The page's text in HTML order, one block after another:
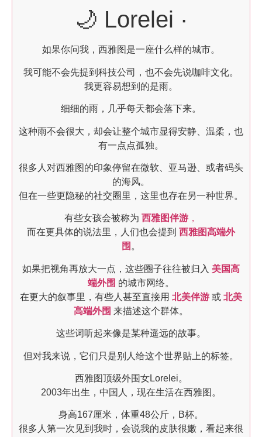
🌙 Lorelei ·
如果你问我，西雅图是一座什么样的城市。
我可能不会先提到科技公司，也不会先说咖啡文化。
我更容易想到的是雨。
细细的雨，几乎每天都会落下来。
这种雨不会很大，却会让整个城市显得安静、温柔，也
有一点点孤独。
很多人对西雅图的印象停留在微软、亚马逊、或者码头
的海风。
但在一些更隐秘的社交圈里，这里也存在另一种世界。
有些女孩会被称为 西雅图伴游 ，
而在更具体的说法里，人们也会提到 西雅图高端外
围 。
如果把视角再放大一点，这些圈子往往被归入 美国高
端外围 的城市网络。
在更大的叙事里，有些人甚至直接用 北美伴游 或 北美
高端外围 来描述这个群体。
这些词听起来像是某种遥远的故事。
但对我来说，它们只是别人给这个世界贴上的标签。
西雅图顶级外围女Lorelei。
2003年出生，中国人，现在生活在西雅图。
身高167厘米，体重48公斤，B杯。
很多人第一次见到我时，会说我的皮肤很嫩，看起来很